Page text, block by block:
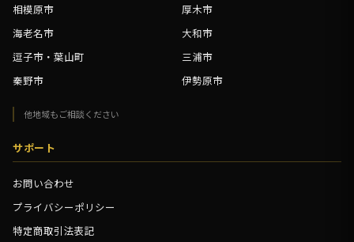
相模原市
厚木市
海老名市
大和市
逗子市・葉山町
三浦市
秦野市
伊勢原市
他地域もご相談ください
サポート
お問い合わせ
プライバシーポリシー
特定商取引法表記